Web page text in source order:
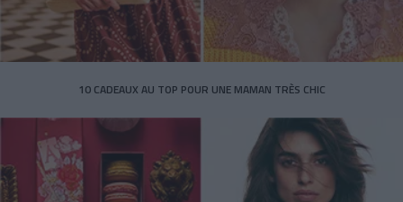
10 CADEAUX AU TOP POUR UNE MAMAN TRÈS CHIC